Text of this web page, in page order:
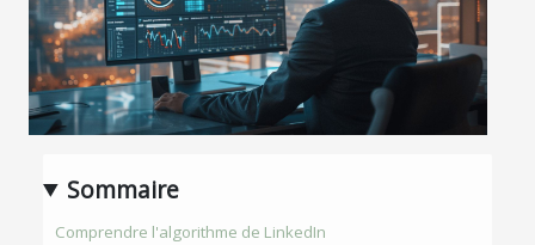
Sommaire
Comprendre l'algorithme de LinkedIn